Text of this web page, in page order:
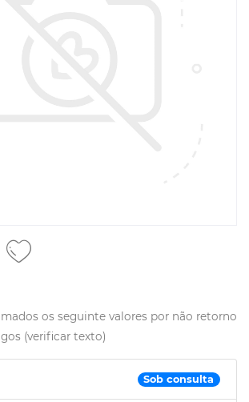
os seguinte valores por não retorno
(verificar texto)
Sob consulta